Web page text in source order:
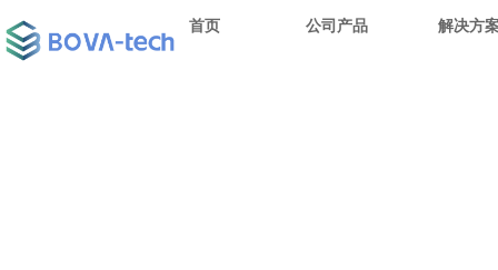
首页 公司产品 解决方